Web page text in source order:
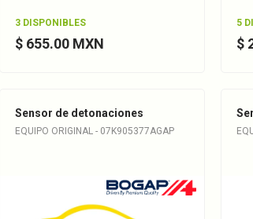
3 DISPONIBLES
$ 655.00 MXN
5
$
Sensor de detonaciones
EQUIPO ORIGINAL - 07K905377AGAP